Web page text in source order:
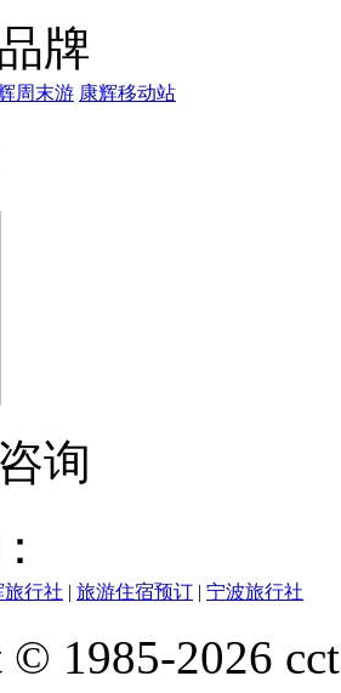
牌
周末游 康辉移动站
询
旅行社 | 旅游住宿预订 | 宁波旅行社
© 1985-2026